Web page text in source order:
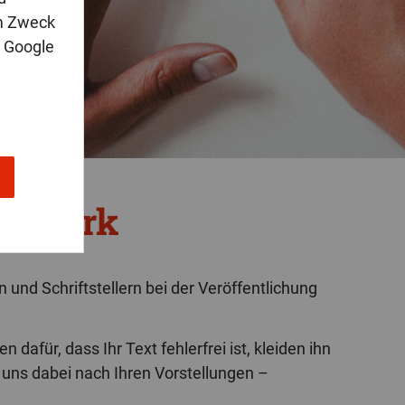
Zweck
Werk
und Schriftstellern bei der Veröffentlichung
dafür, dass Ihr Text fehlerfrei ist, kleiden ihn
dabei nach Ihren Vorstellungen –